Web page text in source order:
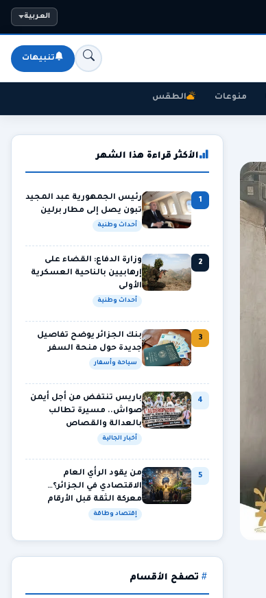
العربية
تنبيهات
منوعات الطقس
الأكثر قراءة هذا الشهر
1
رئيس الجمهورية عبد المجيد
تبون يصل إلى مطار برلين
أحداث وطنية
2
وزارة الدفاع: القضاء على
إرهابيين بالناحية العسكرية
الأولى
أحداث وطنية
3
بنك الجزائر يوضح تفاصيل
جديدة حول منحة السفر
سياحة وأسفار
4
باريس تنتفض من أجل أيمن
صواش.. مسيرة تطالب
بالعدالة والقصاص
أخبار الجالية
5
من يقود الرأي العام
الاقتصادي في الجزائر؟…
معركة الثقة قبل الأرقام
إقتصاد وطاقة
تصفح الأقسام